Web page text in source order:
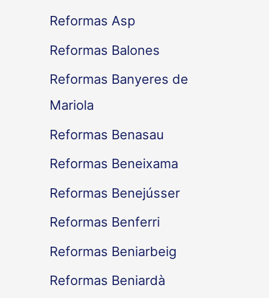
Reformas Asp
Reformas Balones
Reformas Banyeres de
Mariola
Reformas Benasau
Reformas Beneixama
Reformas Benejússer
Reformas Benferri
Reformas Beniarbeig
Reformas Beniardà